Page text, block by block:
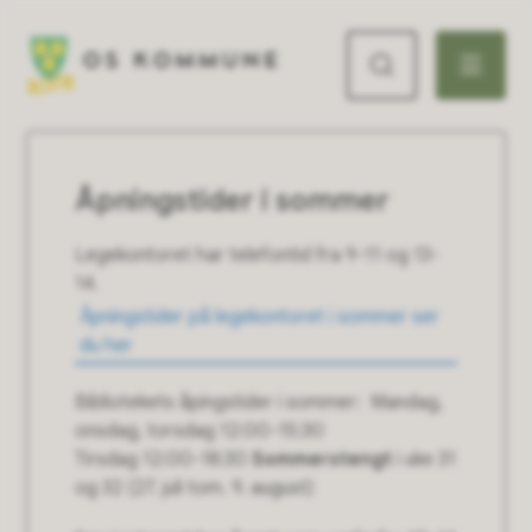
Åpningstider i sommer
Legekontoret har telefontid fra 9-11 og 13-
14.
Åpningstider på legekontoret i sommer ser
du her
Bibliotekets åpingstider i sommer: Mandag,
onsdag, torsdag 12:00-15:30
Tirsdag 12:00-18:30
Sommerstengt
i uke 31
og 32 (27. juli tom. 9. august)